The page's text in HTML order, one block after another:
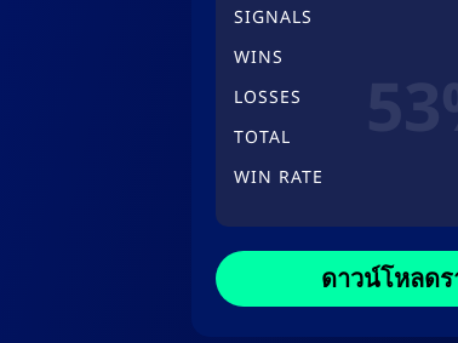
SIGNALS
WINS
LOSSES
TOTAL
WIN RATE
ดาวน์โหลดร